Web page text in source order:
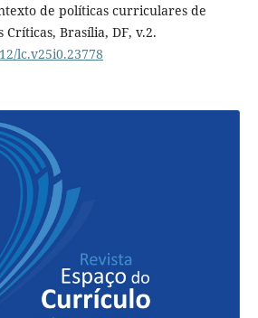
de políticas curriculares de
Brasília, DF, v.2.
lc.v25i0.23778